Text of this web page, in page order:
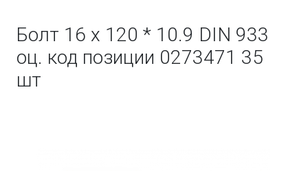
Болт 16 х 120 * 10.9 DIN 933
оц. код позиции 0273471 35
шт